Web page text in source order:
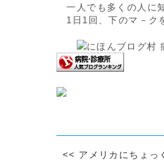
一人でも多くの人に
1日1回、下のマ－ク
<< アメリカにちょっ